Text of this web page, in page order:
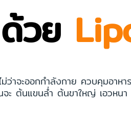
วย
ว่าจะออกกำลังกาย ควบคุมอาห
ะ ต้นแขนล่ำ ต้นขาใหญ่ เอวหน